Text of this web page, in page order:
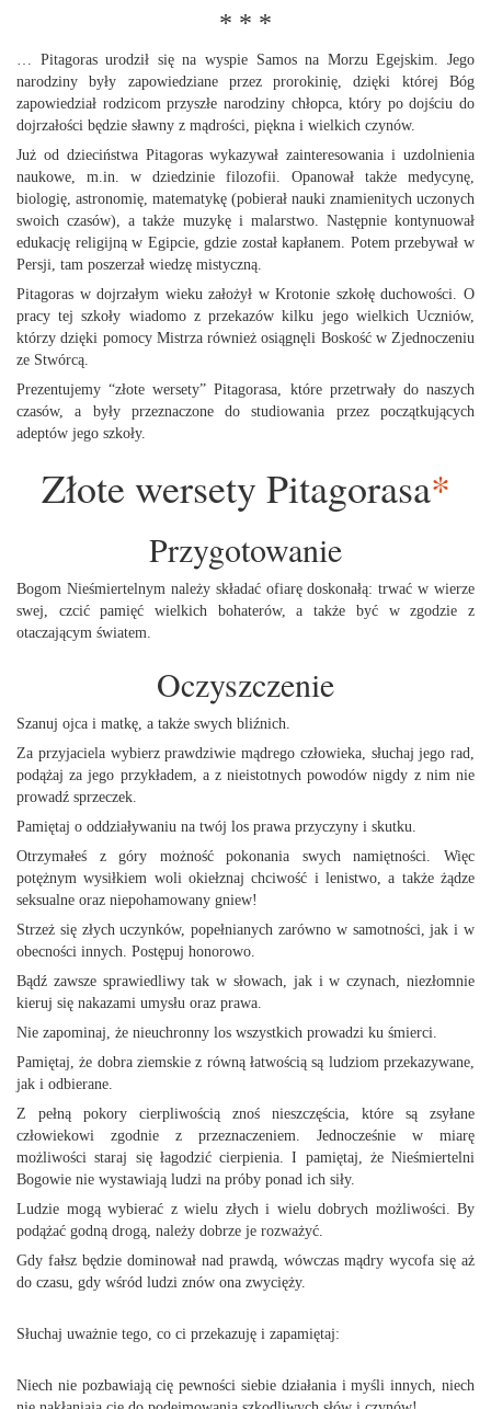
* * *
… Pitagoras urodził się na wyspie Samos na Morzu Egejskim. Jego
narodziny były zapowiedziane przez prorokinię, dzięki której Bóg
zapowiedział rodzicom przyszłe narodziny chłopca, który po dojściu do
dojrzałości będzie sławny z mądrości, piękna i wielkich czynów.
Już od dzieciństwa Pitagoras wykazywał zainteresowania i uzdolnienia
naukowe, m.in. w dziedzinie filozofii. Opanował także medycynę,
biologię, astronomię, matematykę (pobierał nauki znamienitych uczonych
swoich czasów), a także muzykę i malarstwo. Następnie kontynuował
edukację religijną w Egipcie, gdzie został kapłanem. Potem przebywał w
Persji, tam poszerzał wiedzę mistyczną.
Pitagoras w dojrzałym wieku założył w Krotonie szkołę duchowości. O
pracy tej szkoły wiadomo z przekazów kilku jego wielkich Uczniów,
którzy dzięki pomocy Mistrza również osiągnęli Boskość w Zjednoczeniu
ze Stwórcą.
Prezentujemy “złote wersety” Pitagorasa, które przetrwały do naszych
czasów, a były przeznaczone do studiowania przez początkujących
adeptów jego szkoły.
Złote wersety Pitagorasa*
Przygotowanie
Bogom Nieśmiertelnym należy składać ofiarę doskonałą: trwać w wierze
swej, czcić pamięć wielkich bohaterów, a także być w zgodzie z
otaczającym światem.
Oczyszczenie
Szanuj ojca i matkę, a także swych bliźnich.
Za przyjaciela wybierz prawdziwie mądrego człowieka, słuchaj jego rad,
podążaj za jego przykładem, a z nieistotnych powodów nigdy z nim nie
prowadź sprzeczek.
Pamiętaj o oddziaływaniu na twój los prawa przyczyny i skutku.
Otrzymałeś z góry możność pokonania swych namiętności. Więc
potężnym wysiłkiem woli okiełznaj chciwość i lenistwo, a także żądze
seksualne oraz niepohamowany gniew!
Strzeż się złych uczynków, popełnianych zarówno w samotności, jak i w
obecności innych. Postępuj honorowo.
Bądź zawsze sprawiedliwy tak w słowach, jak i w czynach, niezłomnie
kieruj się nakazami umysłu oraz prawa.
Nie zapominaj, że nieuchronny los wszystkich prowadzi ku śmierci.
Pamiętaj, że dobra ziemskie z równą łatwością są ludziom przekazywane,
jak i odbierane.
Z pełną pokory cierpliwością znoś nieszczęścia, które są zsyłane
człowiekowi zgodnie z przeznaczeniem. Jednocześnie w miarę
możliwości staraj się łagodzić cierpienia. I pamiętaj, że Nieśmiertelni
Bogowie nie wystawiają ludzi na próby ponad ich siły.
Ludzie mogą wybierać z wielu złych i wielu dobrych możliwości. By
podążać godną drogą, należy dobrze je rozważyć.
Gdy fałsz będzie dominował nad prawdą, wówczas mądry wycofa się aż
do czasu, gdy wśród ludzi znów ona zwycięży.
Słuchaj uważnie tego, co ci przekazuję i zapamiętaj:
Niech nie pozbawiają cię pewności siebie działania i myśli innych, niech